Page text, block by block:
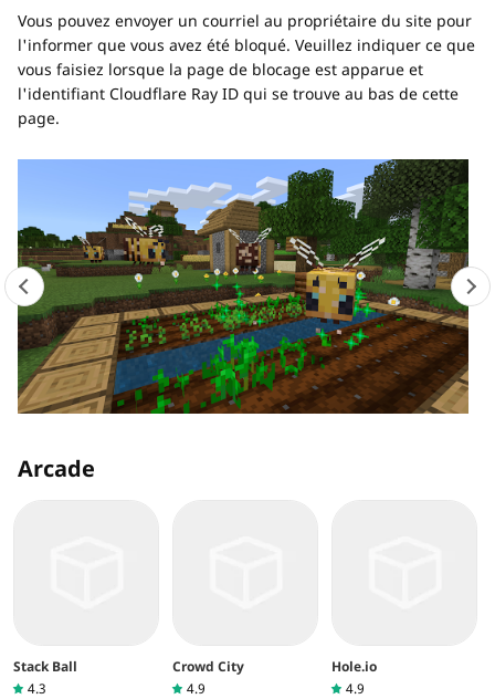
Vous pouvez envoyer un courriel au propriétaire du site pour
l'informer que vous avez été bloqué. Veuillez indiquer ce que
vous faisiez lorsque la page de blocage est apparue et
l'identifiant Cloudflare Ray ID qui se trouve au bas de cette
page.
Arcade
Stack Ball
4.3
Crowd City
4.9
Hole.io
4.9